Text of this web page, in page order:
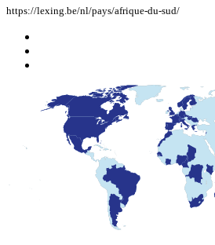
https://lexing.be/nl/pays/afrique-du-sud/